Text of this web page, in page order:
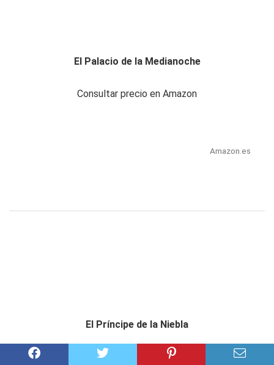
El Palacio de la Medianoche
Consultar precio en Amazon
Amazon.es
El Príncipe de la Niebla
Consultar precio en Amazon